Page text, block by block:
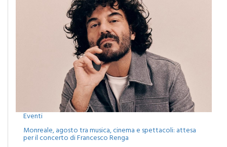
Monreale, agosto tra musica, cinema e spettacoli: attesa
per il concerto di Francesco Renga